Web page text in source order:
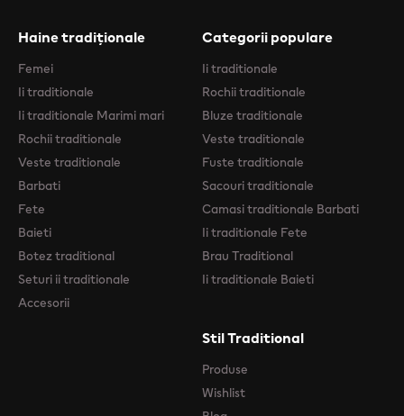
Haine tradiționale
Femei
Ii traditionale
Ii traditionale Marimi mari
Rochii traditionale
Veste traditionale
Barbati
Fete
Baieti
Botez traditional
Seturi ii traditionale
Accesorii
Categorii populare
Ii traditionale
Rochii traditionale
Bluze traditionale
Veste traditionale
Fuste traditionale
Sacouri traditionale
Camasi traditionale Barbati
Ii traditionale Fete
Brau Traditional
Ii traditionale Baieti
Stil Traditional
Produse
Wishlist